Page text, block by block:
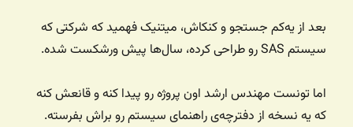
بعد از یه‌کم جستجو و کنکاش، میتنیک فهمید که شرکتی که
سیستم SAS رو طراحی کرده، سال‌ها پیش ورشکست شده.
اما تونست مهندس ارشد اون پروژه رو پیدا کنه و قانعش کنه
که یه نسخه از دفترچه‌ی راهنمای سیستم رو براش بفرسته.